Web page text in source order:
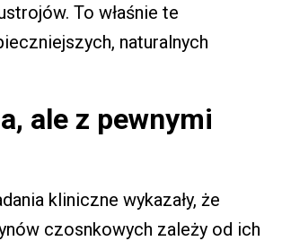
To właśnie te
naturalnych
ale z pewnymi
kliniczne wykazały, że
czosnkowych zależy od ich